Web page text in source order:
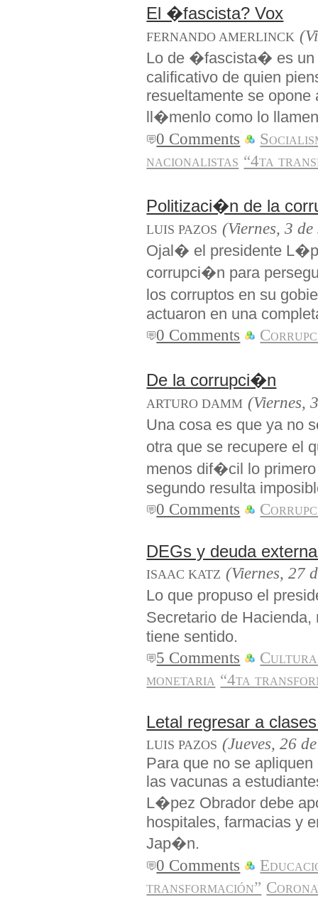
El �fascista? Vox
FERNANDO AMERLINCK
Lo de �fascista� es
calificativo de quien
resueltamente se
ll�menlo como lo
0 Comments
nacionalistas “4ta
Politizaci�n de la
LUIS PAZOS (Viernes, 3
Ojal� el presidente
corrupci�n para
los corruptos en su
actuaron en una
0 Comments
De la corrupci�n
ARTURO DAMM (Viernes,
Una cosa es que ya no
otra que se recupere el
menos dif�cil lo
segundo resulta
0 Comments
DEGs y deuda
ISAAC KATZ (Viernes, 27
Lo que propuso el
Secretario de
tiene sentido.
5 Comments
Cultura
monetaria “4ta
Letal regresar a
LUIS PAZOS (Jueves, 26
Para que no se
las vacunas a
L�pez Obrador debe
hospitales, farmacias y
Jap�n.
0 Comments
transformación”